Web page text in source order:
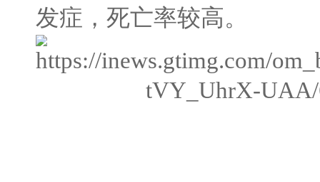
发症，死亡率较高。